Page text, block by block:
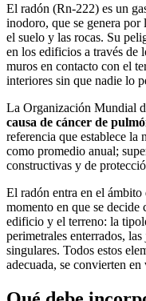
El radón (Rn-222) es un
inodoro, que se genera por
el suelo y las rocas. Su
en los edificios a través de
muros en contacto con el
interiores sin que nadie lo
La Organización Mundial
causa de cáncer de
referencia que establece la
como promedio anual;
constructivas y de
El radón entra en el ámbito
momento en que se decide
edificio y el terreno: la
perimetrales enterrados,
singulares. Todos estos
adecuada, se convierten en